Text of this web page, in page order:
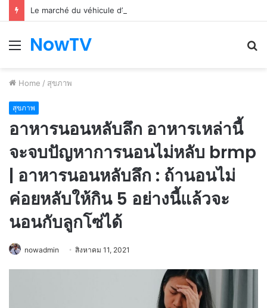
Le marché du véhicule d’occasion en plein essor
Menu
NowTV
Home / สุขภาพ
สุขภาพ
อาหารนอนหลับลึก อาหารเหล่านี้
จะจบปัญหาการนอนไม่หลับ brmp
| อาหารนอนหลับลึก : ถ้านอนไม่
ค่อยหลับให้กิน 5 อย่างนี้แล้วจะ
นอนกับลูกโซ่ได้
nowadmin สิงหาคม 11, 2021